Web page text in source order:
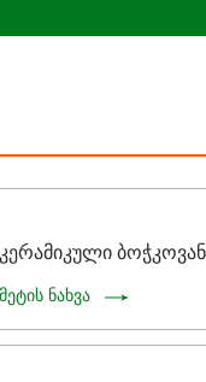
კერამიკული
მეტის ნახვა